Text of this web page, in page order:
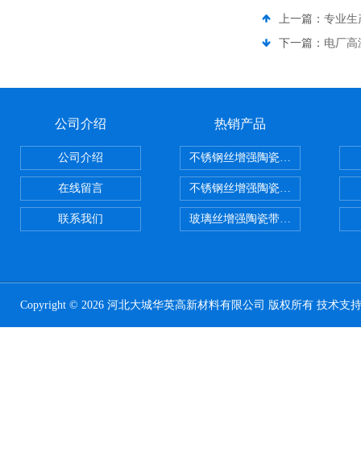
上一篇： 专业生
下一篇： 电厂高
公司介绍
公司介绍
在线留言
联系我们
热销产品
不锈钢丝增强陶瓷纤维布，陶瓷布
不锈钢丝增强陶瓷纤维布应用范围
玻璃丝增强陶瓷带，硅酸铝纤维
Copyright © 2026 河北大城华英高新材料有限公司 版权所有 技术支